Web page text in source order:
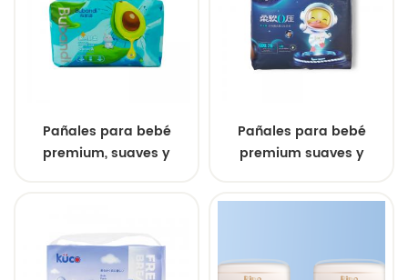
Pañales para bebé
premium, suaves y
Pañales para bebé
premium suaves y